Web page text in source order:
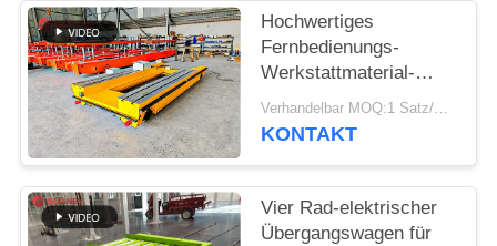
Hochwertiges
Fernbedienungs-
Werkstattmaterial-
Schienen-
Transferwagen
Verhandelbar MOQ:1 Satz/Sätze
KONTAKT
Vier Rad-elektrischer
Übergangswagen für